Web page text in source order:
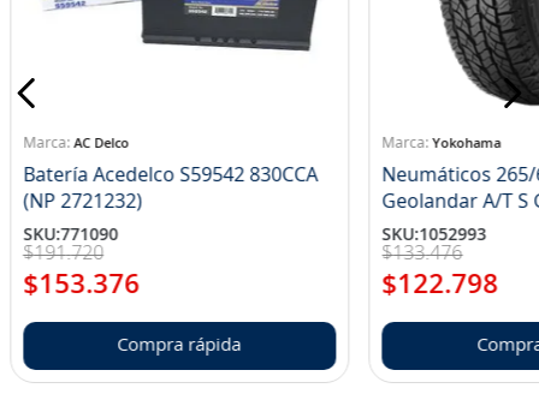
AC Delco
Batería Acedelco S59542 830CCA
(NP 2721232)
SKU:771090
$191.720
$153.376
Compra rápida
Yokohama
Neumáticos 265/
SKU:1052993
$133.476
$122.798